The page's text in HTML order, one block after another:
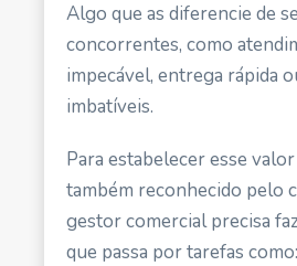
Algo que as diferencie de
concorrentes, como
impecável, entrega rápida
imbatíveis.
Para estabelecer esse
também reconhecido pelo
gestor comercial precisa
que passa por tarefas como: